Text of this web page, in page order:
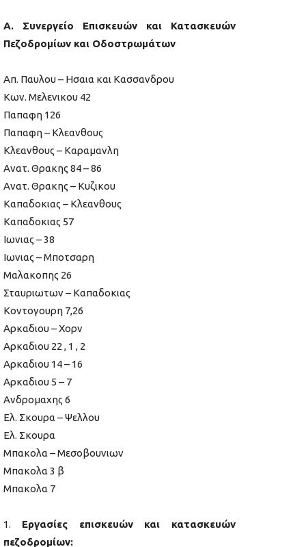
Α. Συνεργείο Επισκευών και Κατασκευών
Πεζοδρομίων και Οδοστρωμάτων
Απ. Παυλου – Ησαια και Κασσανδρου
Κων. Μελενικου 42
Παπαφη 126
Παπαφη – Κλεανθους
Κλεανθους – Καραμανλη
Ανατ. Θρακης 84 – 86
Ανατ. Θρακης – Κυζικου
Καπαδοκιας – Κλεανθους
Καπαδοκιας 57
Ιωνιας – 38
Ιωνιας – Μποτσαρη
Μαλακοπης 26
Σταυριωτων – Καπαδοκιας
Κοντογουρη 7,26
Αρκαδιου – Χορν
Αρκαδιου 22 , 1 , 2
Αρκαδιου 14 – 16
Αρκαδιου 5 – 7
Ανδρομαχης 6
Ελ. Σκουρα – Ψελλου
Ελ. Σκουρα
Μπακολα – Μεσοβουνιων
Μπακολα 3 β
Μπακολα 7
Εργασίες επισκευών και κατασκευών
πεζοδρομίων: